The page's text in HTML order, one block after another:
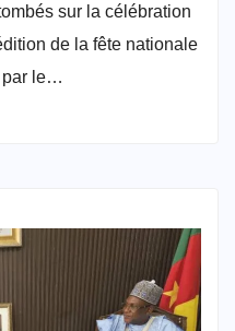
sur la célébration
de la fête nationale
par le…